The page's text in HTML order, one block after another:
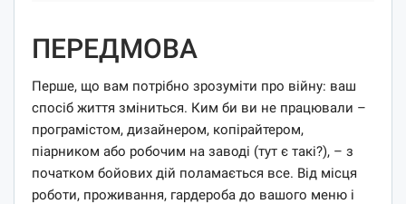
ПЕРЕДМОВА
Перше, що вам потрібно зрозуміти про війну: ваш
спосіб життя зміниться. Ким би ви не працювали –
програмістом, дизайнером, копірайтером,
піарником або робочим на заводі (тут є такі?), – з
початком бойових дій поламається все. Від місця
роботи, проживання, гардероба до вашого меню і